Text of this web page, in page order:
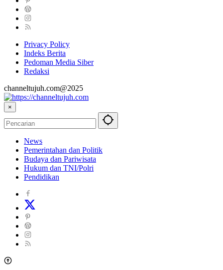
Privacy Policy
Indeks Berita
Pedoman Media Siber
Redaksi
channeltujuh.com@2025
×
News
Pemerintahan dan Politik
Budaya dan Pariwisata
Hukum dan TNI/Polri
Pendidikan